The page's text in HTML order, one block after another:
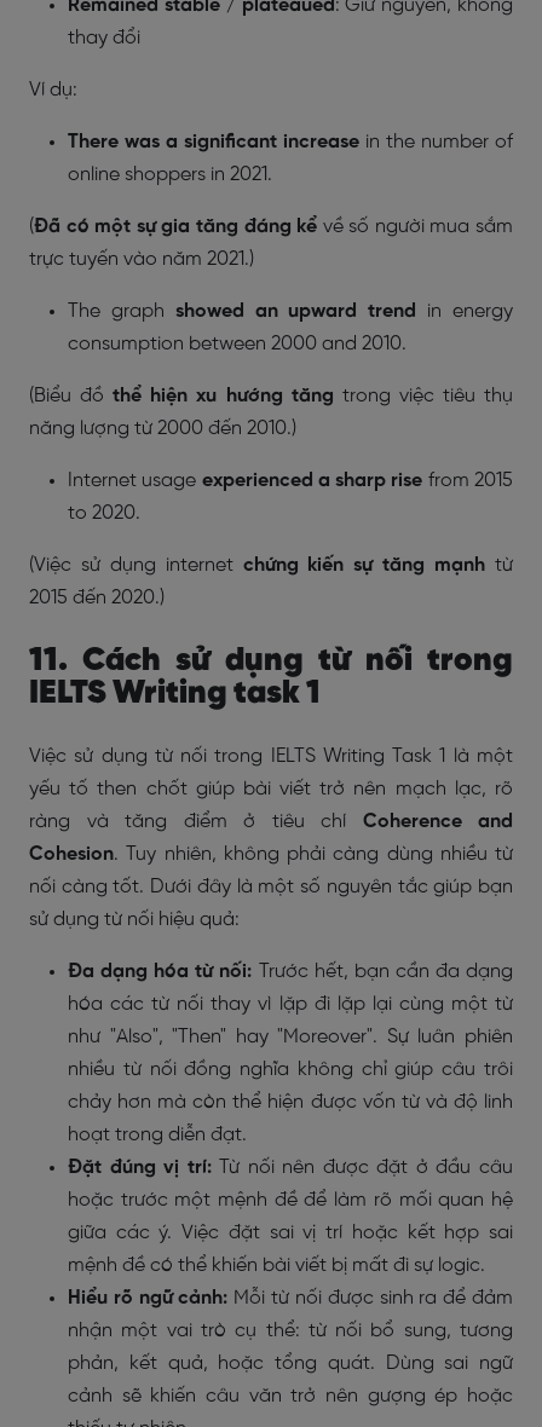
Remained stable / plateaued: Giữ nguyên, không
thay đổi
Ví dụ:
There was a significant increase in the number of
online shoppers in 2021.
(Đã có một sự gia tăng đáng kể về số người mua sắm
trực tuyến vào năm 2021.)
The graph showed an upward trend in energy
consumption between 2000 and 2010.
(Biểu đồthể hiện xu hướng tăng trong việc tiêu thụ
năng lượng từ 2000 đến 2010.)
Internet usage experienced a sharp rise from 2015
to 2020.
(Việc sử dụng internet chứng kiến sự tăng mạnh từ
2015 đến 2020.)
11. Cách sử dụng từ nối trong
IELTS Writing task 1
Việc sử dụng từ nối trong IELTS Writing Task 1 là một
yếu tố then chốt giúp bài viết trở nên mạch lạc, rõ
ràng và tăng điểm ở tiêu chí Coherence and
Cohesion. Tuy nhiên, không phải càng dùng nhiều từ
nối càng tốt. Dưới đây là một số nguyên tắc giúp bạn
sử dụng từ nối hiệu quả:
Đa dạng hóa từ nối: Trước hết, bạn cần đa dạng
hóa các từ nối thay vì lặp đi lặp lại cùng một từ
như "Also", "Then" hay "Moreover". Sự luân phiên
nhiều từ nối đồng nghĩa không chỉ giúp câu trôi
chảy hơn mà còn thể hiện được vốn từ và độ linh
hoạt trong diễn đạt.
Đặt đúng vị trí:Từ nối nên được đặt ở đầu câu
hoặc trước một mệnh đề để làm rõ mối quan hệ
giữa các ý. Việc đặt sai vị trí hoặc kết hợp sai
mệnh đề có thể khiến bài viết bị mất đi sự logic.
Hiểu rõ ngữ cảnh: Mỗi từ nối được sinh ra để đảm
nhận một vai trò cụ thể: từ nối bổ sung, tương
phản, kết quả, hoặc tổng quát. Dùng sai ngữ
cảnh sẽ khiến câu văn trở nên gượng ép hoặc